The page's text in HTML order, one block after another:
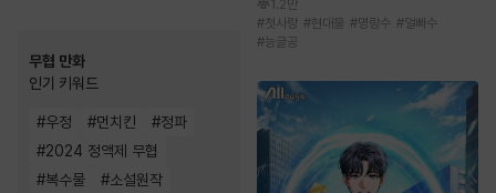
무협 만화
인기 키워드
#우정 #먼치킨 #정파
#2024 정액제 무협
#복수물 #소설원작
1.2만
#첫사랑 #현대물 #명랑수 #얼빠수
#능글공